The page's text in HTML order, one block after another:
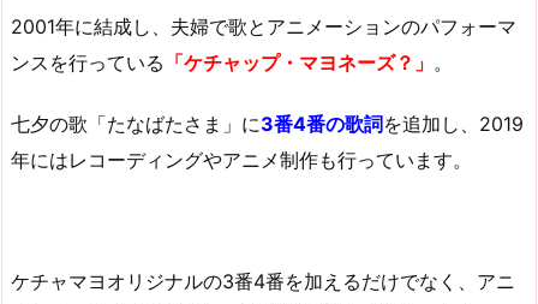
2001年に結成し、夫婦で歌とアニメーションのパフォーマ
ンスを行っている 「ケチャップ・マヨネーズ？」 。
七夕の歌「たなばたさま」に3番4番の歌詞を追加し、2019
年にはレコーディングやアニメ制作も行っています。
ケチャマヨオリジナルの3番4番を加えるだけでなく、アニ